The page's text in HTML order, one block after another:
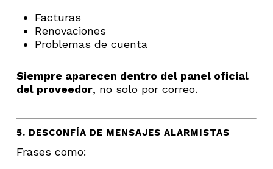
Facturas
Renovaciones
Problemas de cuenta
Siempre aparecen dentro del panel oficial
del proveedor, no solo por correo.
5. DESCONFÍA DE MENSAJES ALARMISTAS
Frases como: